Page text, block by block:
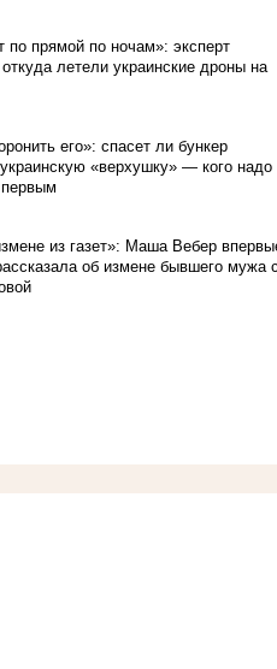
по прямой по ночам»: эксперт
летели украинские дроны на
его»: спасет ли бункер
«верхушку» — кого надо
из газет»: Маша Вебер
об измене бывшего мужа с